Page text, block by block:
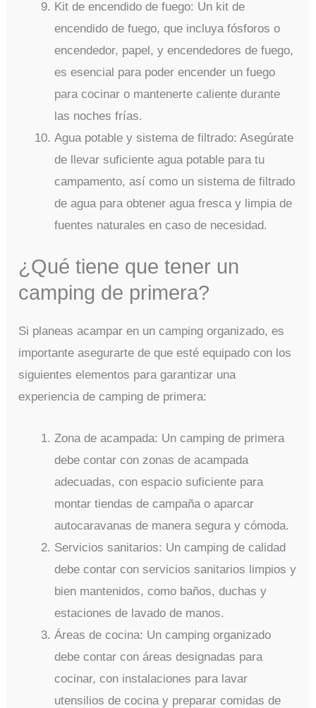
Kit de encendido de fuego: Un kit de
encendido de fuego, que incluya fósforos o
encendedor, papel, y encendedores de fuego,
es esencial para poder encender un fuego
para cocinar o mantenerte caliente durante
las noches frías.
Agua potable y sistema de filtrado: Asegúrate
de llevar suficiente agua potable para tu
campamento, así como un sistema de filtrado
de agua para obtener agua fresca y limpia de
fuentes naturales en caso de necesidad.
¿Qué tiene que tener un
camping de primera?
Si planeas acampar en un camping organizado, es
importante asegurarte de que esté equipado con los
siguientes elementos para garantizar una
experiencia de camping de primera:
Zona de acampada: Un camping de primera
debe contar con zonas de acampada
adecuadas, con espacio suficiente para
montar tiendas de campaña o aparcar
autocaravanas de manera segura y cómoda.
Servicios sanitarios: Un camping de calidad
debe contar con servicios sanitarios limpios y
bien mantenidos, como baños, duchas y
estaciones de lavado de manos.
Áreas de cocina: Un camping organizado
debe contar con áreas designadas para
cocinar, con instalaciones para lavar
utensilios de cocina y preparar comidas de